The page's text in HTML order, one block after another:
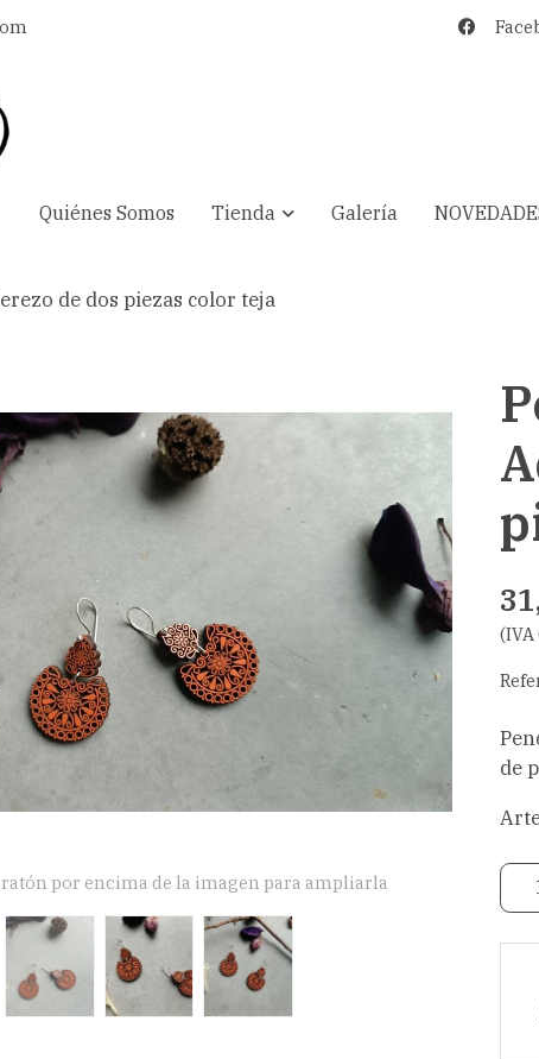
Quiénes Somos Tienda Galería
de dos piezas color teja
ratón por encima de la imagen para ampliarla
de